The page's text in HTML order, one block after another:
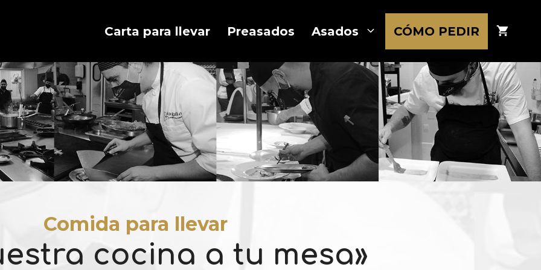
Carta para llevar Preasados Asados CÓMO PEDIR
Comida para llevar
cocina a tu mesa»